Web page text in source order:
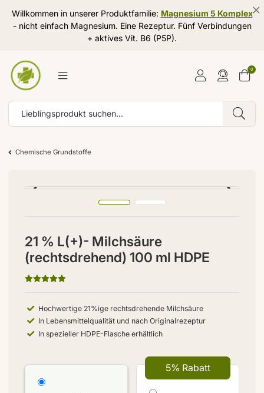
Willkommen in unserer Produktfamilie: Magnesium 5 Komplex
- nicht einfach Magnesium. Eine Rezeptur. Fünf Verbindungen
+ aktives Vit. B6 (P5P).
0
Chemische Grundstoffe
21 % L(+)- Milchsäure
(rechtsdrehend) 100 ml HDPE
Hochwertige 21%ige rechtsdrehende Milchsäure
In Lebensmittelqualität und nach Originalrezeptur
In spezieller HDPE-Flasche erhältlich
5% Rabatt